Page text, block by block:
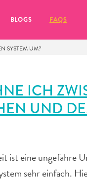
BLOGS FAQS
SYSTEM UM?
ICH
UND
ist eine ungefähre
sehr einfach.